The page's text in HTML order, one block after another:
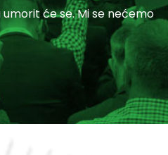
umorit će se. Mi se nećemo